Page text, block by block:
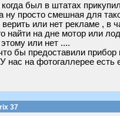
был в штатах
ну просто смешная для
верить или нет рекламе ,
на дне мотор или
или нет ....
бы предоставили прибор
нас на фотогаллерее
37